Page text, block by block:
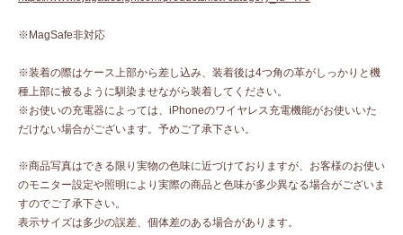
※MagSafe非対応
※装着の際はケース上部から差し込み、装着後は4つ角の革がしっかりと機
種上部に被るように馴染ませながら装着してください。
※お使いの充電器によっては、iPhoneのワイヤレス充電機能がお使いいた
だけない場合がございます。予めご了承下さい。
※商品写真はできる限り実物の色味に近づけておりますが、お客様のお使い
のモニター設定や照明により実際の商品と色味が多少異なる場合がございま
すのでご了承下さい。
表示サイズは多少の誤差、個体差のある場合があります。